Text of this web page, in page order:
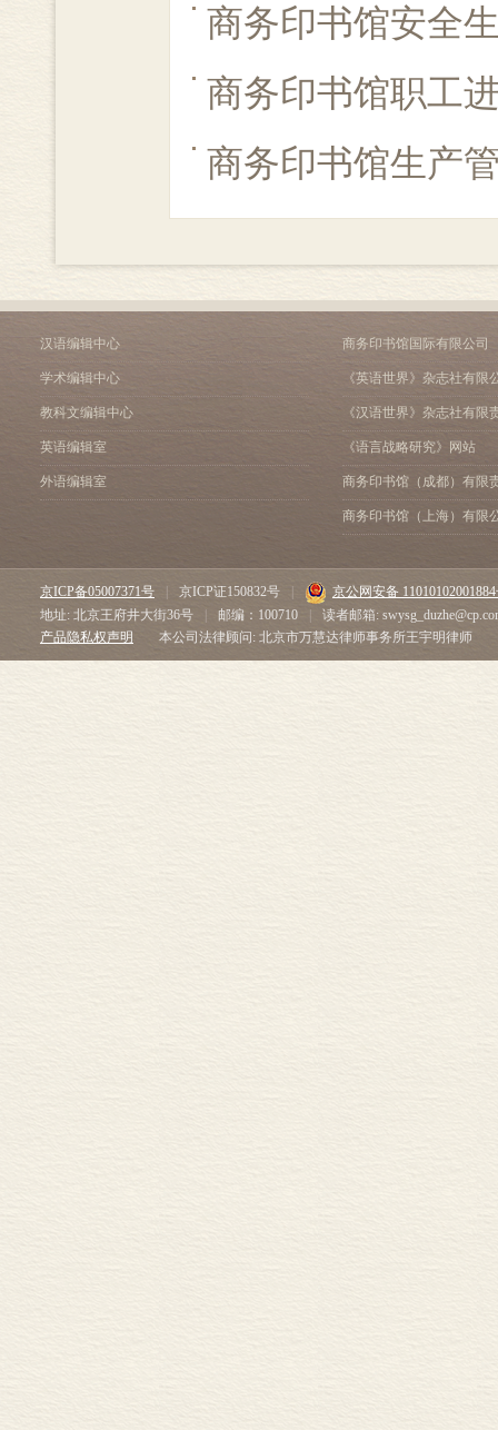
商务印书馆安全
商务印书馆职工
商务印书馆生产
汉语编辑中心
学术编辑中心
教科文编辑中心
英语编辑室
外语编辑室
商务印书馆国际有限公司
《英语世界》杂志社有限
《汉语世界》杂志社有限
《语言战略研究》网站
商务印书馆（成都）有限
商务印书馆（上海）有限
京ICP备05007371号 京ICP证150832号
京公网安备
地址: 北京王府井大街36号
邮编：100710
读者邮箱:
产品隐私权声明
本公司法律顾问: 北京市万慧达律师事务所王宇明律师